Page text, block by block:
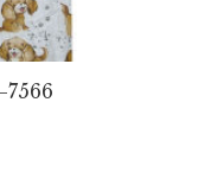
23,50 €